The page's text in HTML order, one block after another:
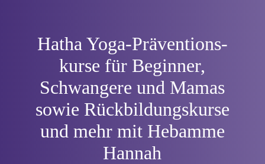
Hatha Yoga-Prä­ventions­
kurse für Beginner,
Schwangere und Mamas
sowie Rückbildungskurse
und mehr mit Hebamme
Hannah